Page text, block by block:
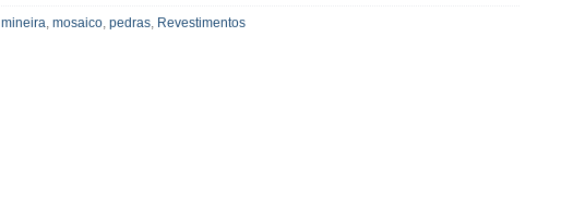
mineira, mosaico, pedras, Revestimentos